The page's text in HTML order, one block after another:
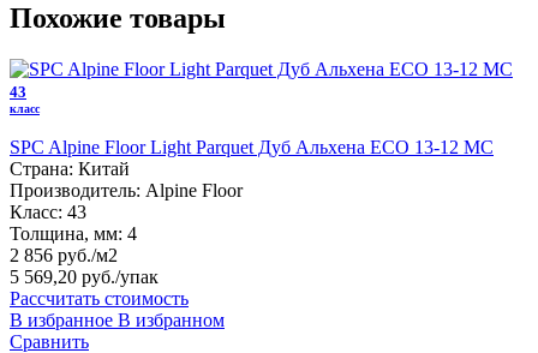
Похожие товары
43
класс
SPC Alpine Floor Light Parquet Дуб Альхена ЕСО 13-12 MC
Страна: Китай
Производитель: Alpine Floor
Класс: 43
Толщина, мм: 4
2 856 руб./м2
5 569,20 руб./упак
Рассчитать стоимость
В избранное В избранном
Сравнить